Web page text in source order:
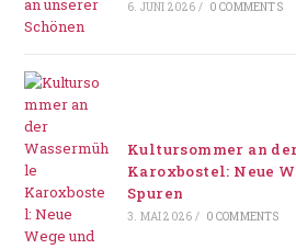
6. JUNI 2026 / 0 COMMENTS
Kultursommer an
Karoxbostel: Neue
Spuren
3. MAI 2026 / 0 COMMENTS